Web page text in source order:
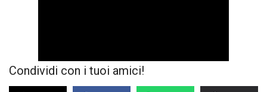
Condividi con i tuoi amici!